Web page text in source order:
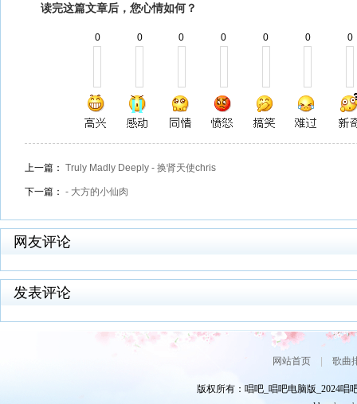
读完这篇文章后，您心情如何？
0 0 0 0 0 0 0
上一篇： Truly Madly Deeply - 换肾天使chris
下一篇： - 大方的小仙肉
网友评论
发表评论
网站首页| 歌曲
版权所有：唱吧_唱吧电脑版_2024唱